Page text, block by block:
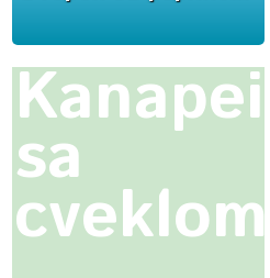
Kanapei
sa
cveklom